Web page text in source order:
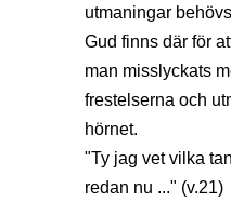
utmaningar
Gud finns där för
man misslyckats
frestelserna och
hörnet.
"Ty jag vet vilka
redan nu ..." (v.21)